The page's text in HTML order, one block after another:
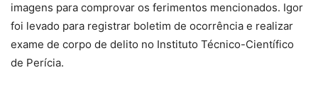
imagens para comprovar os ferimentos mencionados. Igor
foi levado para registrar boletim de ocorrência e realizar
exame de corpo de delito no Instituto Técnico-Científico
de Perícia.